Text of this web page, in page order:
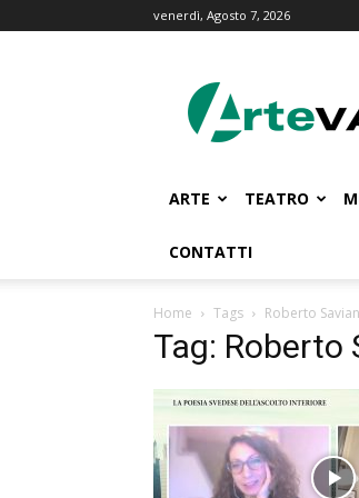
venerdì, Agosto 7, 2026
ARTE TEATRO
CONTATTI
Home Tags Roberto
Tag: Roberto